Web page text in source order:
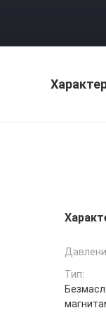
Тип: